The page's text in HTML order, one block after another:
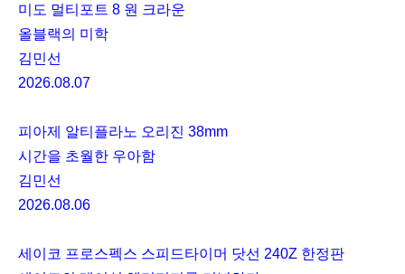
미도 멀티포트 8 원 크라운
올블랙의 미학
김민선
2026.08.07
피아제 알티플라노 오리진 38mm
시간을 초월한 우아함
김민선
2026.08.06
세이코 프로스펙스 스피드타이머 닷선 240Z 한정판